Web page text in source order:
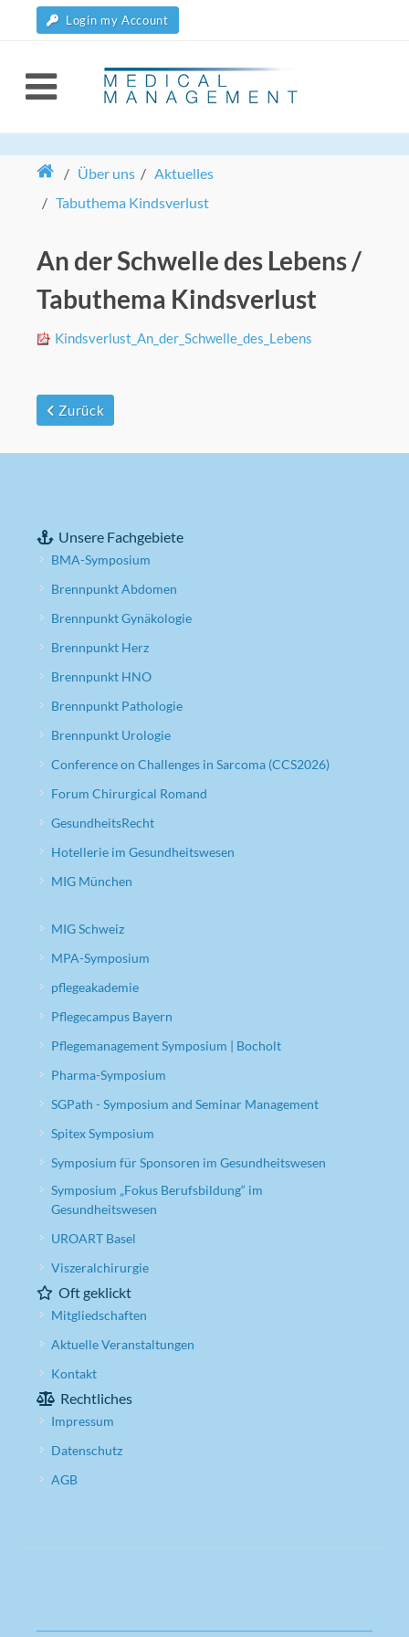
Login my Account
/ Über uns / Aktuelles
/ Tabuthema Kindsverlust
An der Schwelle des Lebens /
Tabuthema Kindsverlust
Kindsverlust_An_der_Schwelle_des_Lebens
Zurück
Unsere Fachgebiete
BMA-Symposium
Brennpunkt Abdomen
Brennpunkt Gynäkologie
Brennpunkt Herz
Brennpunkt HNO
Brennpunkt Pathologie
Brennpunkt Urologie
Conference on Challenges in Sarcoma (CCS2026)
Forum Chirurgical Romand
GesundheitsRecht
Hotellerie im Gesundheitswesen
MIG München
MIG Schweiz
MPA-Symposium
pflegeakademie
Pflegecampus Bayern
Pflegemanagement Symposium | Bocholt
Pharma-Symposium
SGPath - Symposium and Seminar Management
Spitex Symposium
Symposium für Sponsoren im Gesundheitswesen
Symposium „Fokus Berufsbildung“ im
Gesundheitswesen
UROART Basel
Viszeralchirurgie
Oft geklickt
Mitgliedschaften
Aktuelle Veranstaltungen
Kontakt
Rechtliches
Impressum
Datenschutz
AGB